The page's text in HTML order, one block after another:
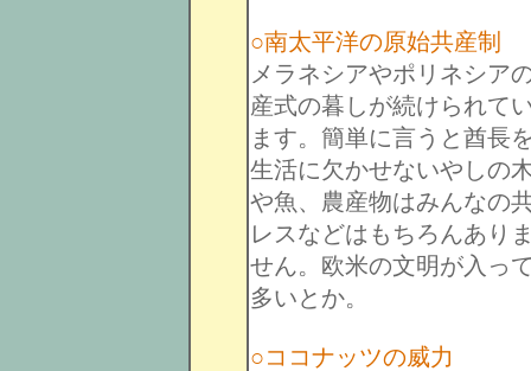
○南太平洋の原始共産制
メラネシアやポリネシア
産式の暮しが続けられて
ます。簡単に言うと酋長
生活に欠かせないやしの
や魚、農産物はみんなの
レスなどはもちろんあり
せん。欧米の文明が入っ
多いとか。
○ココナッツの威力